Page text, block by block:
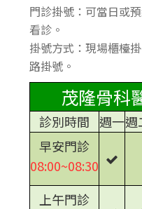
門診掛號：可當日或
看診。
掛號方式：現場櫃檯
路掛號。
茂隆骨科
診別時間 週一週
早安門診
08:00~08:30
上午門診